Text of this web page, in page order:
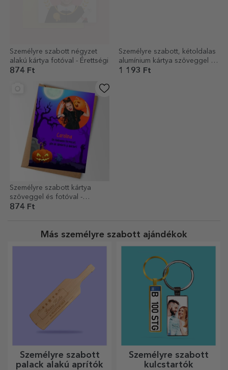
Személyre szabott négyzet
alakú kártya fotóval - Érettségi
874 Ft
Személyre szabott, kétoldalas
alumínium kártya szöveggel és
két fotóval – Szőrös barát
1 193 Ft
Személyre szabott kártya
szöveggel és fotóval -
Halloween
874 Ft
Más személyre szabott ajándékok
Személyre szabott
palack alakú aprítók
Személyre szabott
kulcstartók